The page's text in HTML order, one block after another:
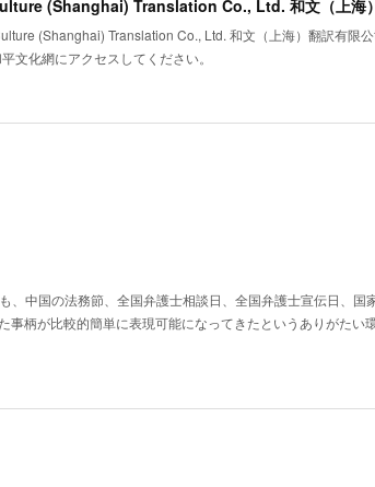
(Shanghai) Translation Co., Ltd. 和文（上海）翻訳有限
文化網にアクセスしてください。
、中国の法務節、全国弁護士相談日、全国弁護士宣伝日、国
事柄が比較的簡単に表現可能になってきたというありがたい